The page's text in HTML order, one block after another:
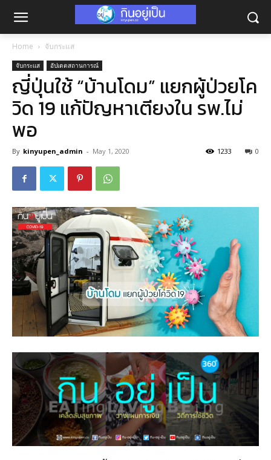
Home จับกระแส
จับกระแส อัปเดตสถานการณ์
ญี่ปุ่นใช้ “บ้านโดม” แยกผู้ป่วยโค
วิด 19 แก้ปัญหาเตียงใน รพ.ไม่
พอ
By kinyupen_admin - May 1, 2020 0
1233